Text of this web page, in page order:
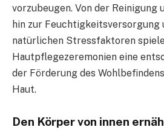
vorzubeugen. Von der Reinigung
hin zur Feuchtigkeitsversorgung
natürlichen Stressfaktoren
Hautpflegezeremonien eine
der Förderung des
Haut.
Den Körper von innen